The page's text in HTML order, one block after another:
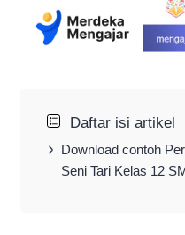
Daftar isi artikel
Download contoh
Seni Tari Kelas 12